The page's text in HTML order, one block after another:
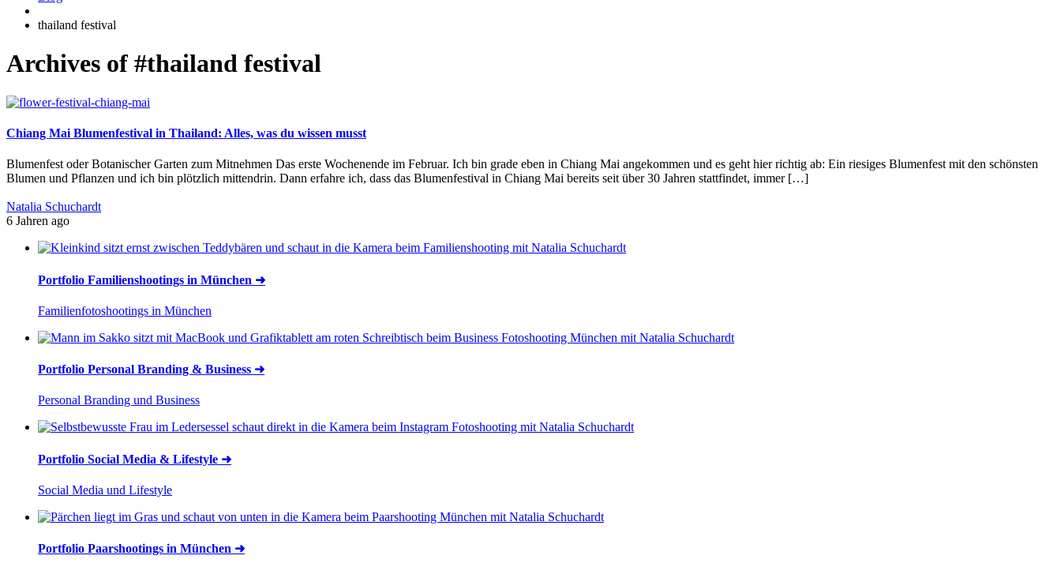
thailand festival
Archives of #thailand festival
Chiang Mai Blumenfestival in Thailand: Alles, was du wissen musst
Blumenfest oder Botanischer Garten zum Mitnehmen Das erste Wochenende im Februar. Ich bin grade eben in Chiang Mai angekommen und es geht hier richtig ab: Ein riesiges Blumenfest mit den schönsten
Blumen und Pflanzen und ich bin plötzlich mittendrin. Dann erfahre ich, dass das Blumenfestival in Chiang Mai bereits seit über 30 Jahren stattfindet, immer […]
Natalia Schuchardt
6 Jahren ago
Portfolio Familienshootings in München ➜
Familienfotoshootings in München
Portfolio Personal Branding & Business ➜
Personal Branding und Business
Portfolio Social Media & Lifestyle ➜
Social Media und Lifestyle
Portfolio Paarshootings in München ➜